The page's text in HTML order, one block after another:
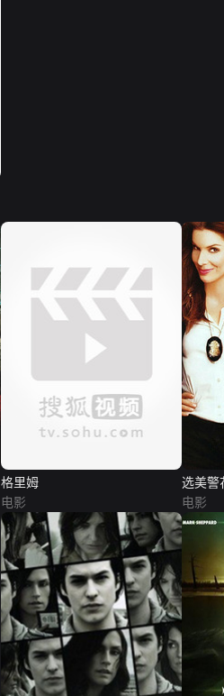
格里姆
电影
选美警
电影